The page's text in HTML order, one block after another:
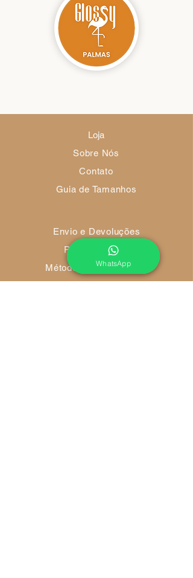
Loja
Sobre Nós
Contato
Guia de Tamanhos
Envio e Devoluções
Política da Loja
Métodos de Pagamento
WhatsApp